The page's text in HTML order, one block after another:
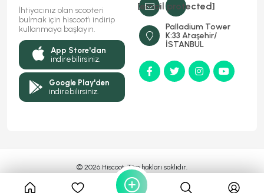
[email protected]
Palladium Tower
K:33 Ataşehir/
İSTANBUL
İhtiyacınız olan scooteri
bulmak için hiscoot'ı indirip
kullanmaya başlayın.
App Store'dan
indirebilirsiniz.
Google Play'den
indirebilirsiniz.
© 2026 Hiscoot, Tüm hakları saklıdır.
MyFC YAZILIM Markasıdır